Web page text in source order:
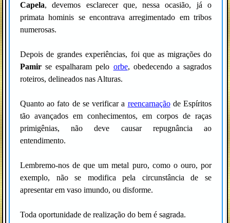
Capela, devemos esclarecer que, nessa ocasião, já o
primata hominis se encontrava arregimentado em tribos
numerosas.
Depois de grandes experiências, foi que as migrações do
Pamir se espalharam pelo orbe, obedecendo a sagrados
roteiros, delineados nas Alturas.
Quanto ao fato de se verificar a reencarnaçãode Espíritos
tão avançados em conhecimentos, em corpos de raças
primigênias, não deve causar repugnância ao
entendimento.
Lembremo-nos de que um metal puro, como o ouro, por
exemplo, não se modifica pela circunstância de se
apresentar em vaso imundo, ou disforme.
Toda oportunidade de realização do bem é sagrada.